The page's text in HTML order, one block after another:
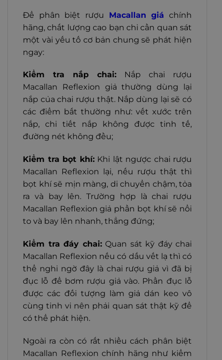
Để phân biệt rượu Macallan giá chính
hãng, chất lượng cao bạn chỉ cần quan sát
một vài yếu tố cơ bản chung sẽ phát hiện
ngay:
Kiểm tra nắp chai: Nắp chai rượu
Macallan Reflexion giả thường dùng lại
nắp của chai rượu thật. Nắp dùng lại sẽ có
các điểm bất thường như: vết xước trên
nắp, chi tiết nắp không được tinh tế,
đường nét không đều;
Kiểm tra bọt khí:Khi lật ngược chai rượu
Macallan Reflexion lại, nếu rượu thật thì
bọt khí sẽ mịn màng, di chuyển chậm, tỏa
ra và bay lên. Trường hợp là chai rượu
Macallan Reflexion giả phần bọt khí sẽ nổi
to và bay lên nhanh, thẳng đứng;
Kiểm tra đáy chai:Quan sát kỹ đáy chai
Macallan Reflexion nếu có dấu vết lạ thì có
thể nghi ngờ đây là chai rượu giả vì đã bị
đục lỗ để bơm rượu giả vào. Phần đục lỗ
được các đối tượng làm giả dán keo vô
cùng tinh vi nên phải quan sát thật kỹ để
có thể phát hiện.
Ngoài ra còn có rất nhiều cách phân biệt
Macallan Reflexion chính hãng như kiểm